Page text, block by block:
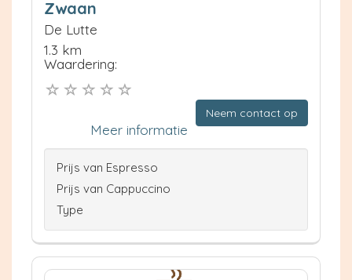
Zwaan
De Lutte
1.3 km
Waardering:
Neem contact op
Meer informatie
Prijs van Espresso
Prijs van Cappuccino
Type